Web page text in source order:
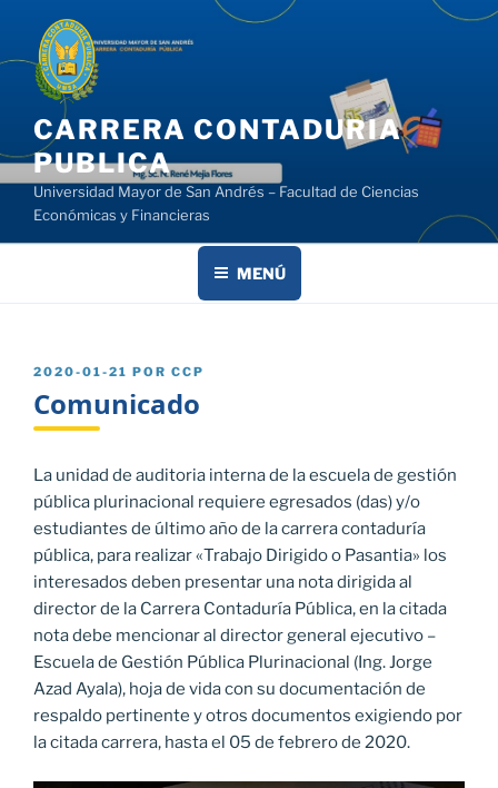
contenido
CARRERA CONTADURIA
PUBLICA
Universidad Mayor de San Andrés – Facultad de Ciencias
Económicas y Financieras
MENÚ
PUBLICADO
2020-01-21 POR CCP
Comunicado
La unidad de auditoria interna de la escuela de gestión
pública plurinacional requiere egresados (das) y/o
estudiantes de último año de la carrera contaduría
pública, para realizar «Trabajo Dirigido o Pasantia» los
interesados deben presentar una nota dirigida al
director de la Carrera Contaduría Pública, en la citada
nota debe mencionar al director general ejecutivo –
Escuela de Gestión Pública Plurinacional (Ing. Jorge
Azad Ayala), hoja de vida con su documentación de
respaldo pertinente y otros documentos exigiendo por
la citada carrera, hasta el 05 de febrero de 2020.